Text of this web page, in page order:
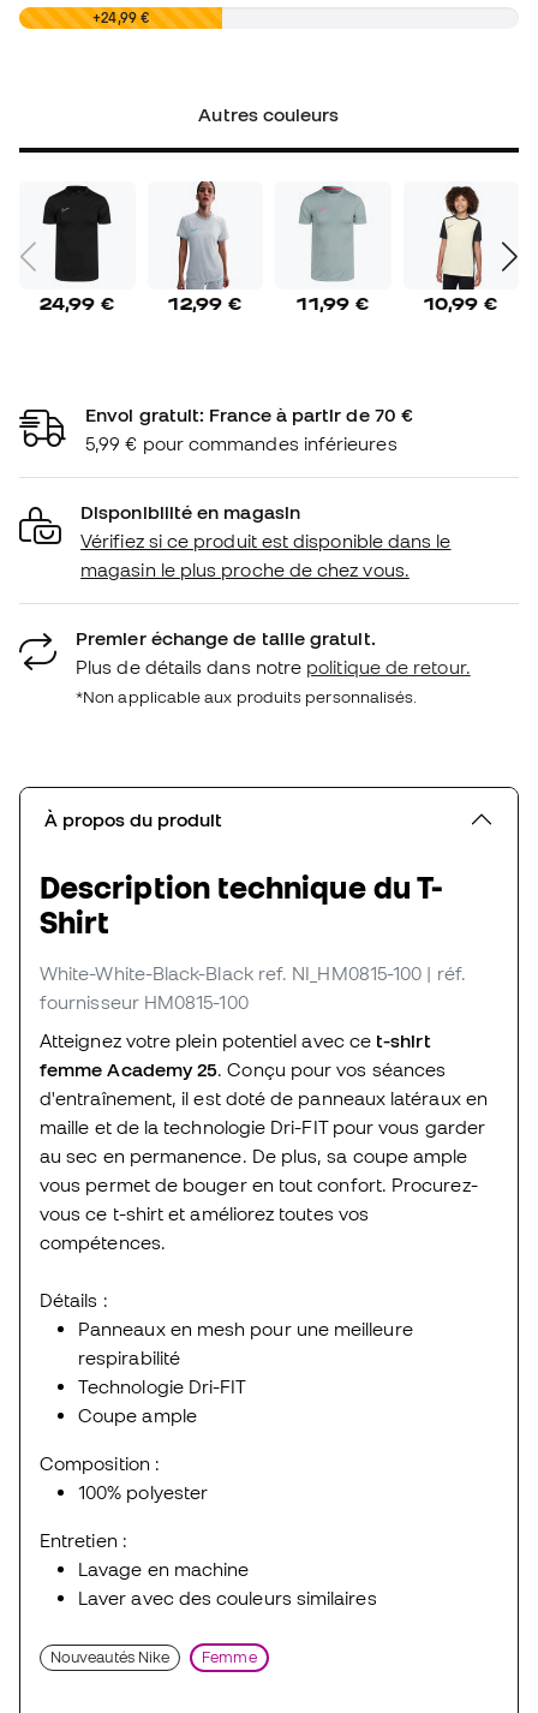
0,00 € +24,99 €
Autres couleurs
24,99 € 12,99 € 11,99 € 10,99 €
Envoi gratuit: France à partir de 70 €
5,99 € pour commandes inférieures
Disponibilité en magasin
Vérifiez si ce produit est disponible dans le
magasin le plus proche de chez vous.
Premier échange de taille gratuit.
Plus de détails dans notre politique de retour.
*Non applicable aux produits personnalisés.
À propos du produit
Description technique du T-
Shirt
White-White-Black-Black ref. NI_HM0815-100 | réf.
fournisseur HM0815-100
Atteignez votre plein potentiel avec ce t-shirt
femme Academy 25 . Conçu pour vos séances
d'entraînement, il est doté de panneaux latéraux en
maille et de la technologie Dri-FIT pour vous garder
au sec en permanence. De plus, sa coupe ample
vous permet de bouger en tout confort. Procurez-
vous ce t-shirt et améliorez toutes vos
compétences.
Détails :
Panneaux en mesh pour une meilleure
respirabilité
Technologie Dri-FIT
Coupe ample
Composition :
100% polyester
Entretien :
Lavage en machine
Laver avec des couleurs similaires
Nouveautés Nike Femme